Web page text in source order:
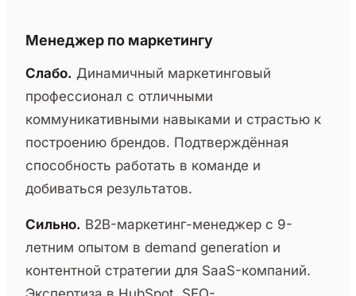
Менеджер по маркетингу
Слабо. Динамичный маркетинговый
профессионал с отличными
коммуникативными навыками и страстью к
построению брендов. Подтверждённая
способность работать в команде и
добиваться результатов.
Сильно. B2B-маркетинг-менеджер с 9-
летним опытом в demand generation и
контентной стратегии для SaaS-компаний.